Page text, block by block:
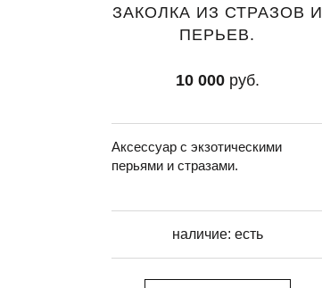
ЗАКОЛКА ИЗ СТРАЗОВ И
ПЕРЬЕВ.
Аксессуар с экзотическими
перьями и стразами.
наличие: есть
10 000руб.